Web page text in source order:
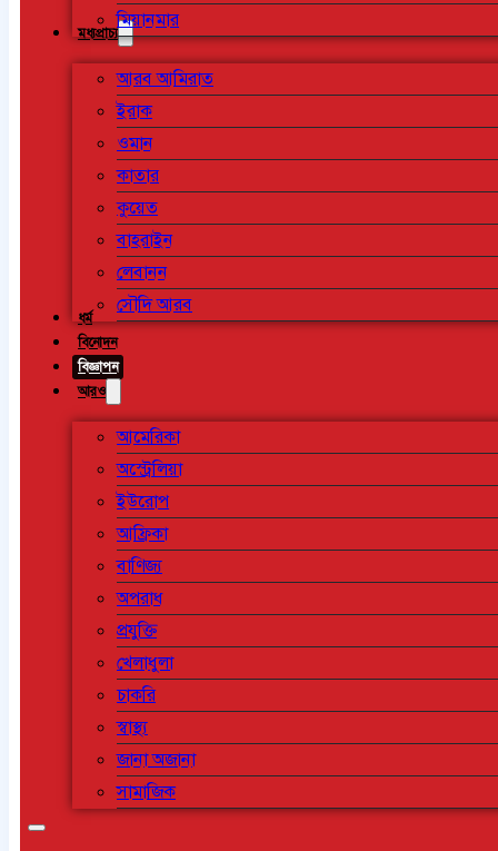
মিয়ানমার
মধ্যপ্রাচ্য
আরব আমিরাত
ইরাক
ওমান
কাতার
কুয়েত
বাহরাইন
লেবানন
সৌদি আরব
ধর্ম
বিনোদন
বিজ্ঞাপন
আরও
আমেরিকা
অস্ট্রেলিয়া
ইউরোপ
আফ্রিকা
বাণিজ্য
অপরাধ
প্রযুক্তি
খেলাধুলা
চাকরি
স্বাস্থ্য
জানা অজানা
সামাজিক